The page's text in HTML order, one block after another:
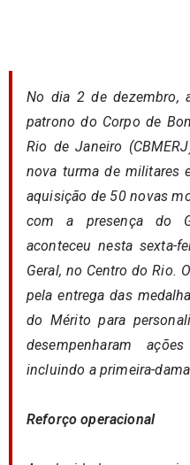
No dia 2 de dezembro,
patrono do Corpo de
Rio de Janeiro
nova turma de militares
aquisição de 50 novas
com a presença do
aconteceu nesta sexta-
Geral, no Centro do Rio.
pela entrega das
do Mérito para
desempenharam
incluindo a primeira-
Reforço operacional